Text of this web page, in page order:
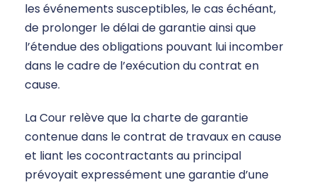
les événements susceptibles, le cas échéant,
de prolonger le délai de garantie ainsi que
l’étendue des obligations pouvant lui incomber
dans le cadre de l’exécution du contrat en
cause.
La Cour relève que la charte de garantie
contenue dans le contrat de travaux en cause
et liant les cocontractants au principal
prévoyait expressément une garantie d’une